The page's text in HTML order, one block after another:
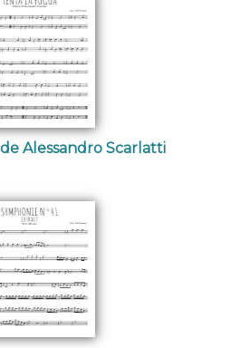
Alessandro Scarlatti